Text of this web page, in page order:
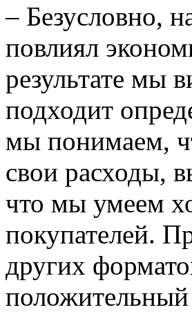
– Безусловно,
повлиял
результате мы
подходит
мы понимаем,
свои расходы,
что мы умеем
покупателей.
других